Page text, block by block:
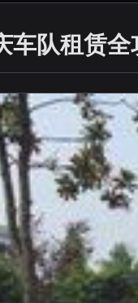
车队租赁